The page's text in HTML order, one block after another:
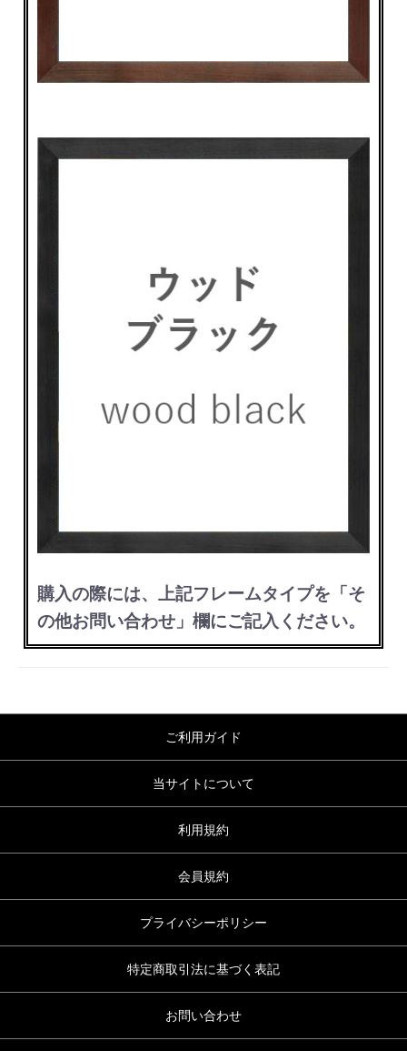
購入の際には、上記フレームタイプを「そ
の他お問い合わせ」欄にご記入ください。
ご利用ガイド
当サイトについて
利用規約
会員規約
プライバシーポリシー
特定商取引法に基づく表記
お問い合わせ